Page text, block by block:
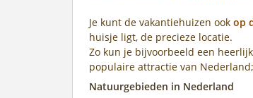
Je kunt de vakantiehuizen ook op
huisje ligt, de precieze locatie.
Zo kun je bijvoorbeeld een
populaire attractie van Nederland;
Natuurgebieden in Nederland